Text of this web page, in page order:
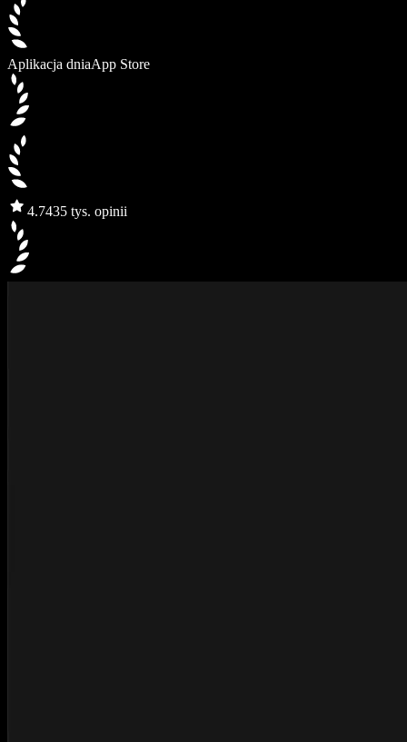
Aplikacja dniaApp Store
4.7435 tys. opinii